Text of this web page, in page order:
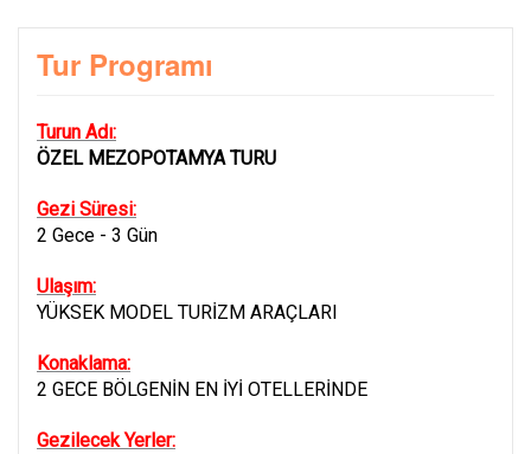
Tur Programı
Turun Adı:
ÖZEL MEZOPOTAMYA TURU
Gezi Süresi:
2 Gece - 3 Gün
Ulaşım:
YÜKSEK MODEL TURİZM ARAÇLARI
Konaklama:
2 GECE BÖLGENİN EN İYİ OTELLERİNDE
Gezilecek Yerler: